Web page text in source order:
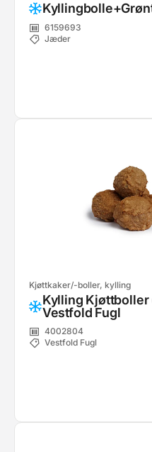
6159693
Jæder
Kjøttkaker/-boller, kylling
Kylling Kjøttboller
Vestfold Fugl
4002804
Vestfold Fugl